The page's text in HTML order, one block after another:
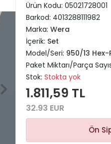
Ürün Kodu: 05021728001
Barkod: 4013288111982
Marka: Wera
İçerik: Set
Model/Seri: 950/13
Paket Miktarı/Parça
Stok: Stokta yok
1.811,59 TL
32.93 EUR
Ön